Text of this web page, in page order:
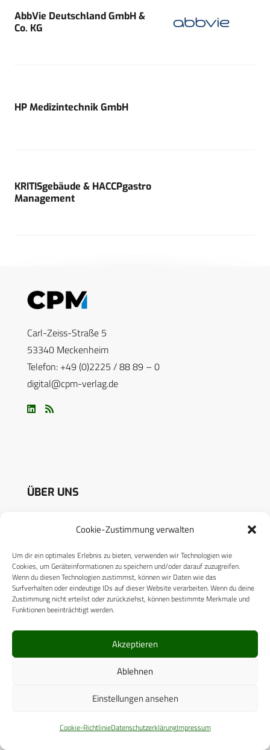
Cookie-Zustimmung verwalten
Um dir ein optimales Erlebnis zu bieten, verwenden wir Technologien wie
Cookies, um Geräteinformationen zu speichern und/oder darauf zuzugreifen.
Wenn du diesen Technologien zustimmst, können wir Daten wie das
Surfverhalten oder eindeutige IDs auf dieser Website verarbeiten. Wenn du deine
Zustimmung nicht erteilst oder zurückziehst, können bestimmte Merkmale und
Funktionen beeinträchtigt werden.
Akzeptieren
Ablehnen
Einstellungen ansehen
Cookie-RichtlinieDatenschutzerklärungImpressum
AbbVie Deutschland GmbH &
Co. KG
HP Medizintechnik GmbH
KRITISgebäude & HACCPgastro
Management
Carl-Zeiss-Straße 5
53340 Meckenheim
Telefon: +49 (0)2225 / 88 89 – 0
digital@cpm-verlag.de
ÜBER UNS
CPM VERLAG
CPM EVENTS
KONTAKT
AUTORENHINWEISE